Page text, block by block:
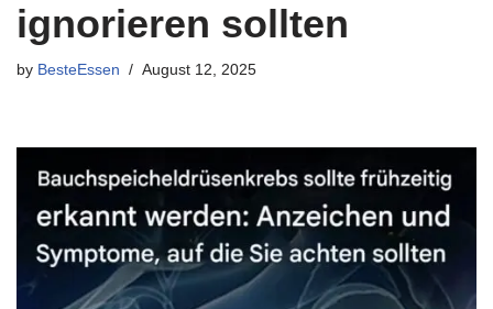
ignorieren sollten
by BesteEssen August 12, 2025